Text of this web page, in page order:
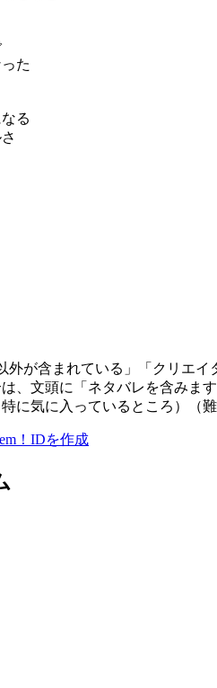
た
る
が含まれている」「クリエイ
、文頭に「ネタバレを含みま
に気に入っているところ）（
！IDを作成